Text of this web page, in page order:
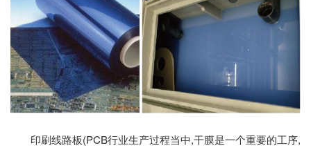
印刷线路板(PCB行业生产过程当中,干膜是一个重要的工序,